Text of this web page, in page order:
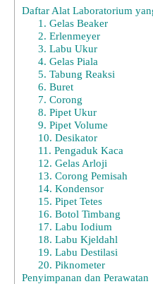
Daftar Alat Laboratorium
1. Gelas Beaker
2. Erlenmeyer
3. Labu Ukur
4. Gelas Piala
5. Tabung Reaksi
6. Buret
7. Corong
8. Pipet Ukur
9. Pipet Volume
10. Desikator
11. Pengaduk Kaca
12. Gelas Arloji
13. Corong Pemisah
14. Kondensor
15. Pipet Tetes
16. Botol Timbang
17. Labu Iodium
18. Labu Kjeldahl
19. Labu Destilasi
20. Piknometer
Penyimpanan dan Perawatan